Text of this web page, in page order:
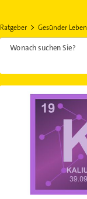
Ratgeber Gesünder Leben
Wonach suchen Sie?